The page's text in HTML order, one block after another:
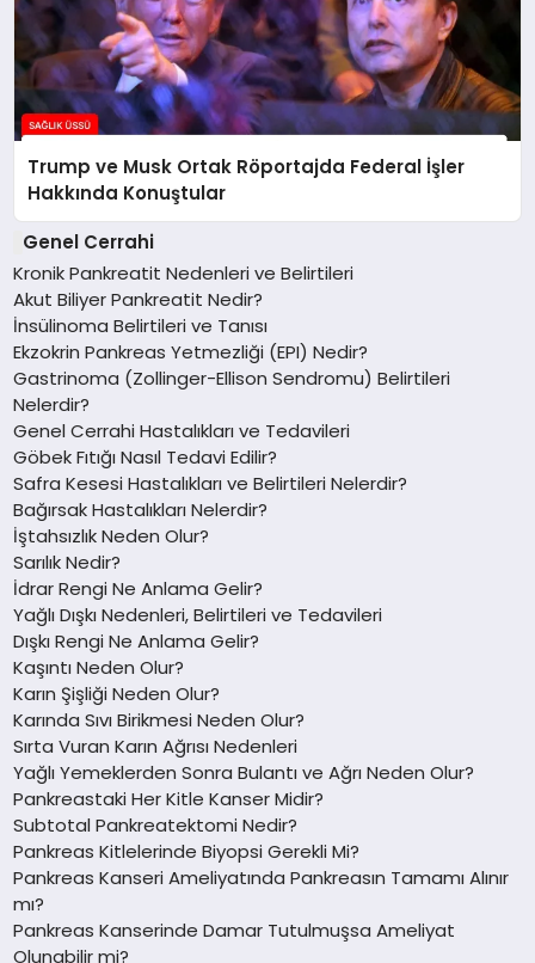
Trump ve Musk Ortak Röportajda Federal İşler
Hakkında Konuştular
Genel Cerrahi
Kronik Pankreatit Nedenleri ve Belirtileri
Akut Biliyer Pankreatit Nedir?
İnsülinoma Belirtileri ve Tanısı
Ekzokrin Pankreas Yetmezliği (EPI) Nedir?
Gastrinoma (Zollinger-Ellison Sendromu) Belirtileri
Nelerdir?
Genel Cerrahi Hastalıkları ve Tedavileri
Göbek Fıtığı Nasıl Tedavi Edilir?
Safra Kesesi Hastalıkları ve Belirtileri Nelerdir?
Bağırsak Hastalıkları Nelerdir?
İştahsızlık Neden Olur?
Sarılık Nedir?
İdrar Rengi Ne Anlama Gelir?
Yağlı Dışkı Nedenleri, Belirtileri ve Tedavileri
Dışkı Rengi Ne Anlama Gelir?
Kaşıntı Neden Olur?
Karın Şişliği Neden Olur?
Karında Sıvı Birikmesi Neden Olur?
Sırta Vuran Karın Ağrısı Nedenleri
Yağlı Yemeklerden Sonra Bulantı ve Ağrı Neden Olur?
Pankreastaki Her Kitle Kanser Midir?
Subtotal Pankreatektomi Nedir?
Pankreas Kitlelerinde Biyopsi Gerekli Mi?
Pankreas Kanseri Ameliyatında Pankreasın Tamamı Alınır
mı?
Pankreas Kanserinde Damar Tutulmuşsa Ameliyat
Olunabilir mi?